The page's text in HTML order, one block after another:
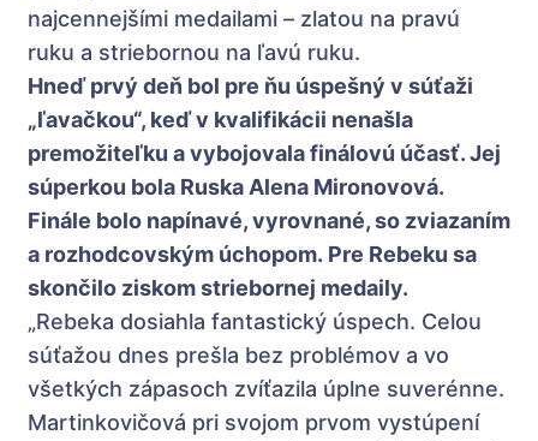
najcennejšími medailami – zlatou na pravú
ruku a striebornou na ľavú ruku.
Hneď prvý deň bol pre ňu úspešný v súťaži
„ľavačkou“, keď v kvalifikácii nenašla
premožiteľku a vybojovala finálovú účasť. Jej
súperkou bola Ruska Alena Mironovová.
Finále bolo napínavé, vyrovnané, so zviazaním
a rozhodcovským úchopom. Pre Rebeku sa
skončilo ziskom striebornej medaily.
„Rebeka dosiahla fantastický úspech. Celou
súťažou dnes prešla bez problémov a vo
všetkých zápasoch zvíťazila úplne suverénne.
Martinkovičová pri svojom prvom vystúpení